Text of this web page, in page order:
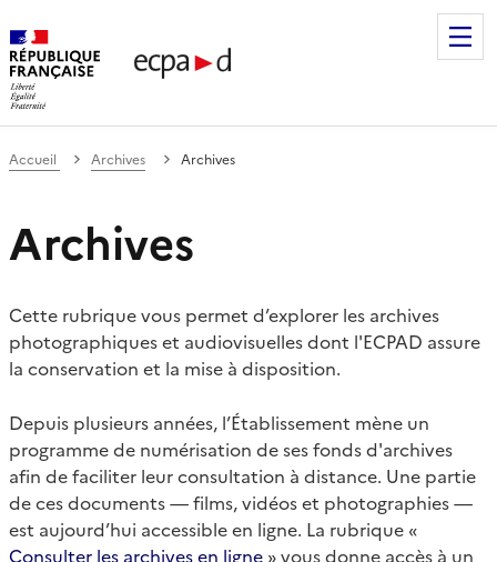
de communication et de production
Accueil Archives Archives
Archives
Cette rubrique vous permet d’explorer les archives
photographiques et audiovisuelles dont l'ECPAD assure
la conservation et la mise à disposition.
Depuis plusieurs années, l’Établissement mène un
programme de numérisation de ses fonds d'archives
afin de faciliter leur consultation à distance. Une partie
de ces documents — films, vidéos et photographies —
est aujourd’hui accessible en ligne. La rubrique «
Consulter les archives en ligne » vous donne accès à un